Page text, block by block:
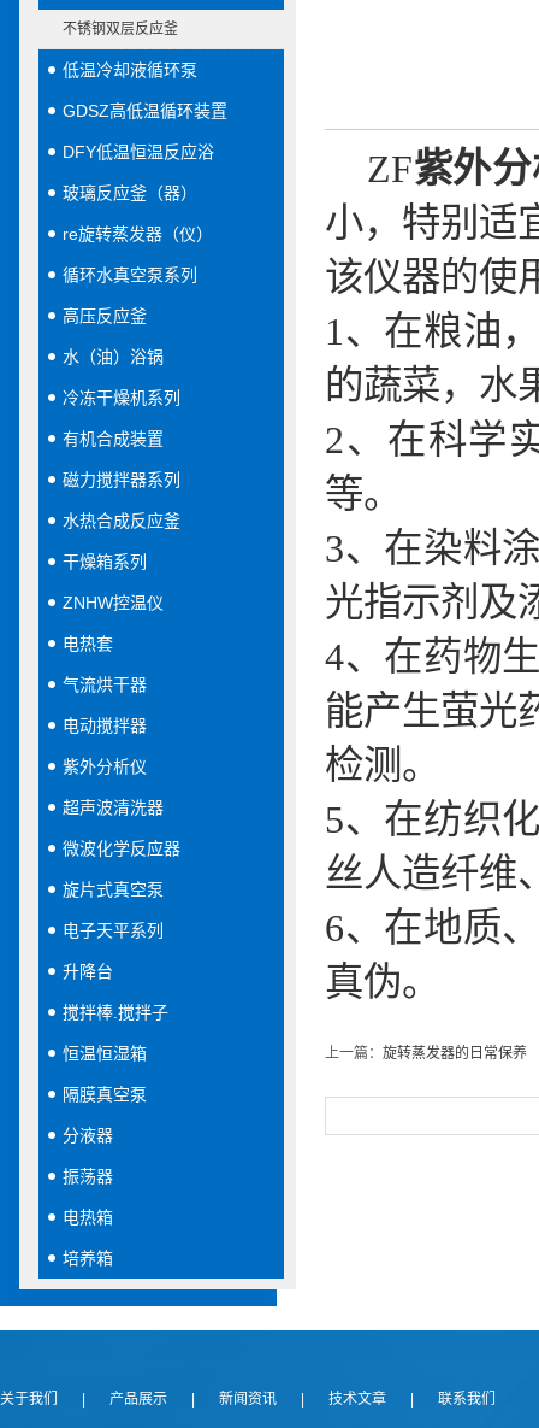
不锈钢双层反应釜
低温冷却液循环泵
GDSZ高低温循环装置
DFY低温恒温反应浴
玻璃反应釜（器）
re旋转蒸发器（仪）
循环水真空泵系列
高压反应釜
水（油）浴锅
冷冻干燥机系列
有机合成装置
磁力搅拌器系列
水热合成反应釜
干燥箱系列
ZNHW控温仪
电热套
气流烘干器
电动搅拌器
紫外分析仪
超声波清洗器
微波化学反应器
旋片式真空泵
电子天平系列
升降台
搅拌棒.搅拌子
恒温恒湿箱
隔膜真空泵
分液器
振荡器
电热箱
培养箱
ZF紫外
小，特别适
该仪器的使
1 、在粮油
的蔬菜，水
2、在科学
等。
3、在染料
光指示剂及
4、在药物
能产生萤光
检测。
5、在纺织
丝人造纤维
6、在地质
真伪。
上一篇： 旋转蒸发器的日常保养
关于我们 产品展示 新闻资讯 技术文章 联系我们